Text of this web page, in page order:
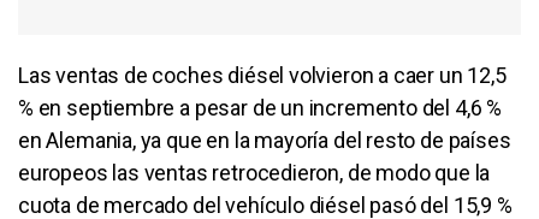
Las ventas de coches diésel volvieron a caer un 12,5
% en septiembre a pesar de un incremento del 4,6 %
en Alemania, ya que en la mayoría del resto de países
europeos las ventas retrocedieron, de modo que la
cuota de mercado del vehículo diésel pasó del 15,9 %